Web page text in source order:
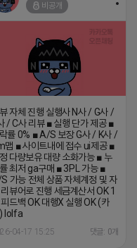
비공개
자체 진행 실행사 N사 / G사 /
/ C사 리뷰 ■ 실행 단가 제공 ■
률 0% ■ A/S 보장 G사 / K사 /
맵 ■ 사이트내에 접수 ui제공 ■
다량보유 대량 소화가능 ■ 누
최저 ga구매 ■ 3PL 가능 ■
가능 전체 상품 자체계정 및 자
뷰어로 진행 세금계산서 OK 1
피드백 OK 대행X 실행 OK (카
lolfa
04-17 15:25 댓글: 0개